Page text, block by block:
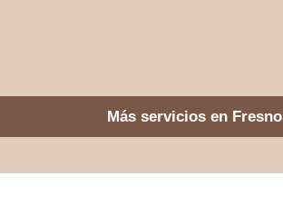
Más servicios en Fresno